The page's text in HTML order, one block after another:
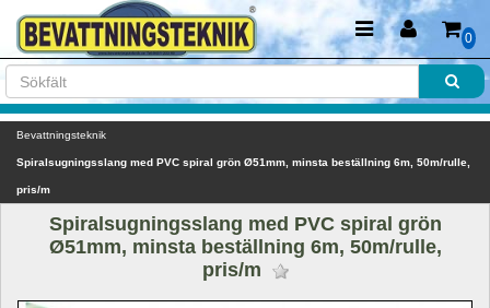
0
Bevattningsteknik
Spiralsugningsslang med PVC spiral grön Ø51mm, minsta beställning 6m, 50m/rulle,
pris/m
Spiralsugningsslang med PVC spiral grön
Ø51mm, minsta beställning 6m, 50m/rulle,
pris/m